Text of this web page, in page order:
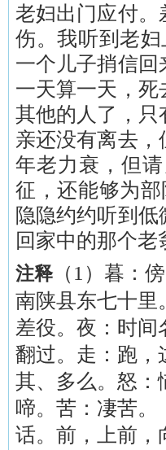
老妇出门应付。
伤。我听到老
一个儿子捎信
一天算一天，
其他的人了，只
亲还没有离去
年老力衰，但
征，还能够为
隐隐约约听到
回家中的那个老
注释 （1）暮：
南陕县东七十里
差役。夜：时间
翻过。走：跑，
其、多么。怒：
啼。苦：凄苦。
话。前，上前